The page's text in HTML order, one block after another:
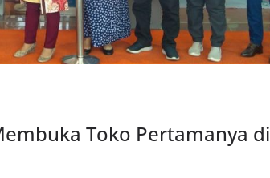
Toko Pertamanya di